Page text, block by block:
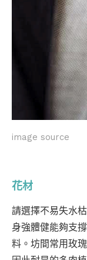
image source
花材
請選擇不易失水
身強體健能夠支
料。坊間常用玫